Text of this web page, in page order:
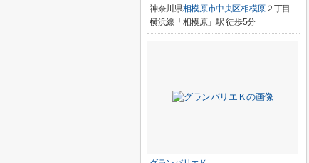
神奈川県相模原市中央区相模原 ２丁目
横浜線「相模原」駅 徒歩5分